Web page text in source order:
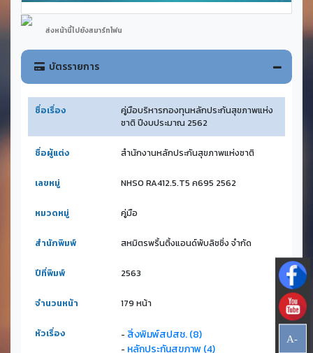
A-
ส่งหน้านี้ไปยังสมาร์ทโฟน
บัตรรายการ
ชื่อเรื่อง
คู่มือบริหารกองทุนหลักประกันสุขภาพแห่ง
ชาติ ปีงบประมาณ 2562
ชื่อผู้แต่ง สำนักงานหลักประกันสุขภาพแห่งชาติ
เลขหมู่ NHSO RA412.5.T5 ค695 2562
หมวดหมู่ คู่มือ
สำนักพิมพ์ สหมิตรพริ้นติ้งแอนด์พับลิชชิ่ง จำกัด
ปีที่พิมพ์ 2563
จำนวนหน้า 179 หน้า
หัวเรื่อง - สิ่งพิมพ์สปสช. (8)
- หลักประกันสุขภาพ (4)